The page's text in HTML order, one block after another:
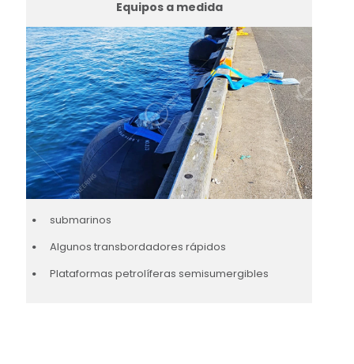
Equipos a medida
submarinos
Algunos transbordadores rápidos
Plataformas petrolíferas semisumergibles